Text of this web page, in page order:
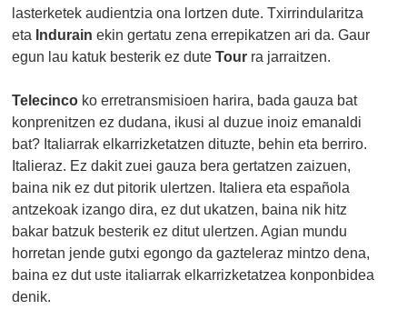
lasterketek audientzia ona lortzen dute. Txirrindularitza
eta Indurainekin gertatu zena errepikatzen ari da. Gaur
egun lau katuk besterik ez duteTour ra jarraitzen.
Telecinco ko erretransmisioen harira, bada gauza bat
konprenitzen ez dudana, ikusi al duzue inoiz emanaldi
bat? Italiarrak elkarrizketatzen dituzte, behin eta berriro.
Italieraz. Ez dakit zuei gauza bera gertatzen zaizuen,
baina nik ez dut pitorik ulertzen. Italiera eta española
antzekoak izango dira, ez dut ukatzen, baina nik hitz
bakar batzuk besterik ez ditut ulertzen. Agian mundu
horretan jende gutxi egongo da gazteleraz mintzo dena,
baina ez dut uste italiarrak elkarrizketatzea konponbidea
denik.